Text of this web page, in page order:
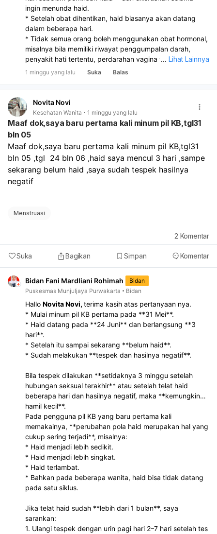
ingin menunda haid.
* Setelah obat dihentikan, haid biasanya akan datang
dalam beberapa hari.
* Tidak semua orang boleh menggunakan obat hormonal,
misalnya bila memiliki riwayat penggumpalan darah,
penyakit hati tertentu, perdarahan vagina yang belum
diketahui penyebabnya, atau kondisi medis tertentu
dahulu dengan dokter sebelum menggunakannya.
... Lihat Lainnya
1 minggu yang lalu Suka Balas
Novita Novi
Kesehatan Wanita 1 minggu yang lalu
Maaf dok,saya baru pertama kali minum pil KB,tgl31
bln 05
Maaf dok,saya baru pertama kali minum pil KB,tgl31
bln 05 ,tgl  24 bln 06 ,haid saya mencul 3 hari ,sampe
sekarang belum haid ,saya sudah tespek hasilnya
negatif
Menstruasi
Suka Bagikan Simpan Komentar
2 Komentar
Bidan Fani Mardliani Rohimah
Bidan
Puskesmas Munjuljaya Purwakarta
Bidan
Hallo Novita Novi, terima kasih atas pertanyaan nya.
* Mulai minum pil KB pertama pada **31 Mei**.
* Haid datang pada **24 Juni** dan berlangsung **3
hari**.
* Setelah itu sampai sekarang **belum haid**.
* Sudah melakukan **tespek dan hasilnya negatif**.
Bila tespek dilakukan **setidaknya 3 minggu setelah
hubungan seksual terakhir** atau setelah telat haid
beberapa hari dan hasilnya negatif, maka **kemungkinan
hamil kecil**.
Pada pengguna pil KB yang baru pertama kali
memakainya, **perubahan pola haid merupakan hal yang
cukup sering terjadi**, misalnya:
* Haid menjadi lebih sedikit.
* Haid menjadi lebih singkat.
* Haid terlambat.
* Bahkan pada beberapa wanita, haid bisa tidak datang
pada satu siklus.
Jika telat haid sudah **lebih dari 1 bulan**, saya
sarankan:
1. Ulangi tespek dengan urin pagi hari 2–7 hari setelah tes